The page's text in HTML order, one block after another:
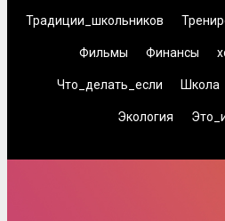
Традиции_школьников
Фильмы Финансы
Что_делать_если Школа
Экология